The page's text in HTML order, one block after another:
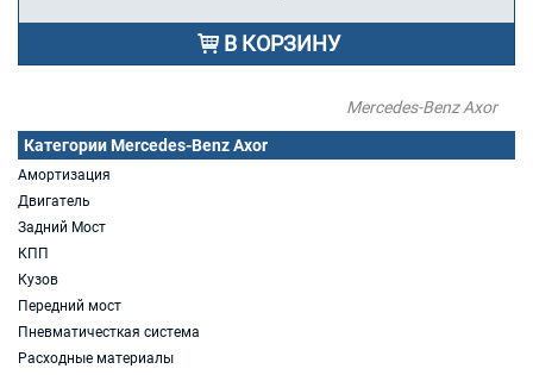
Категории Mercedes-Benz Axor
Амортизация
Двигатель
Задний Мост
КПП
Кузов
Передний мост
Пневматичесткая система
Расходные материалы
В КОРЗИНУ
Mercedes-Benz Axor